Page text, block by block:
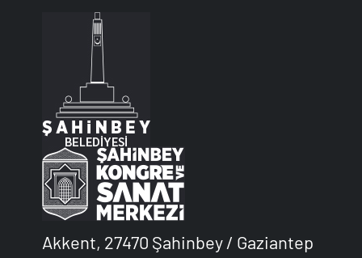
Akkent, 27470 Şahinbey / Gaziantep